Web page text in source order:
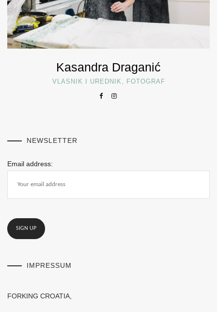
Kasandra Draganić
VLASNIK I UREDNIK, FOTOGRAF
NEWSLETTER
Email address:
IMPRESSUM
FORKING CROATIA,